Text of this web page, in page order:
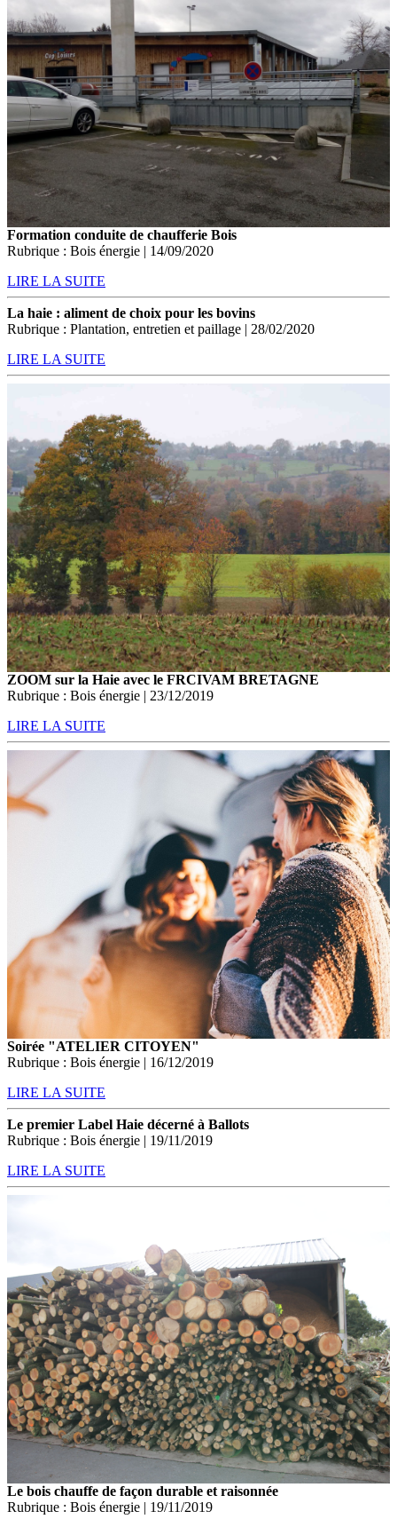
Formation conduite de chaufferie Bois
Rubrique : Bois énergie | 14/09/2020
LIRE LA SUITE
La haie : aliment de choix pour les bovins
Rubrique : Plantation, entretien et paillage | 28/02/2020
LIRE LA SUITE
ZOOM sur la Haie avec le FRCIVAM BRETAGNE
Rubrique : Bois énergie | 23/12/2019
LIRE LA SUITE
Soirée "ATELIER CITOYEN"
Rubrique : Bois énergie | 16/12/2019
LIRE LA SUITE
Le premier Label Haie décerné à Ballots
Rubrique : Bois énergie | 19/11/2019
LIRE LA SUITE
Le bois chauffe de façon durable et raisonnée
Rubrique : Bois énergie | 19/11/2019